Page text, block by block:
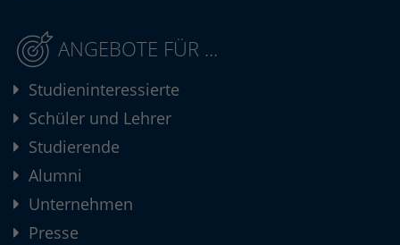
ANGEBOTE FÜR ...
Studieninteressierte
Schüler und Lehrer
Studierende
Alumni
Unternehmen
Presse